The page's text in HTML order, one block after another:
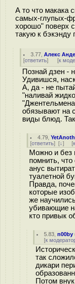
А то что макака
самых-глупых-
хорошо" поверх
такую к бэкэнду
3.77 ,Алекс
[ответить] [к
Познай дзен -
Удивишся,
А, да - не
"наливай
обязывают на
виды блюд.
4.79 ,
[ответить] [↓] [
Можно и без
помнить,
анус
туалетной
Правда,
которые
же
убивающие
кто привык
5.83 ,n00by
[к
так
дикари
Потом